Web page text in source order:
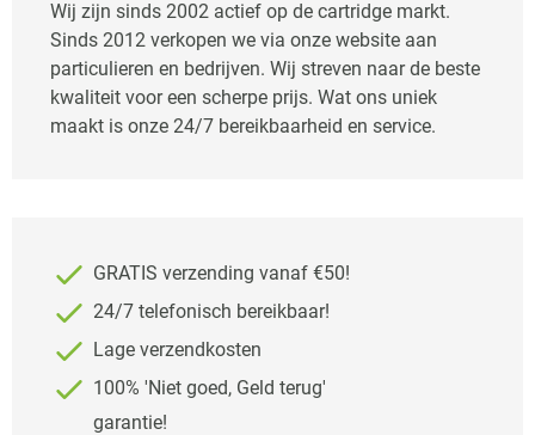
Wij zijn sinds 2002 actief op de cartridge markt.
Sinds 2012 verkopen we via onze website aan
particulieren en bedrijven. Wij streven naar de beste
kwaliteit voor een scherpe prijs. Wat ons uniek
maakt is onze 24/7 bereikbaarheid en service.
GRATIS verzending vanaf €50!
24/7 telefonisch bereikbaar!
Lage verzendkosten
100% 'Niet goed, Geld terug'
garantie!